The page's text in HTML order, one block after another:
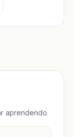
aprendendo.